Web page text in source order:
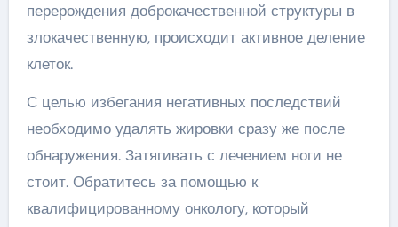
перерождения доброкачественной структуры в
злокачественную, происходит активное деление
клеток.
С целью избегания негативных последствий
необходимо удалять жировки сразу же после
обнаружения. Затягивать с лечением ноги не
стоит. Обратитесь за помощью к
квалифицированному онкологу, который